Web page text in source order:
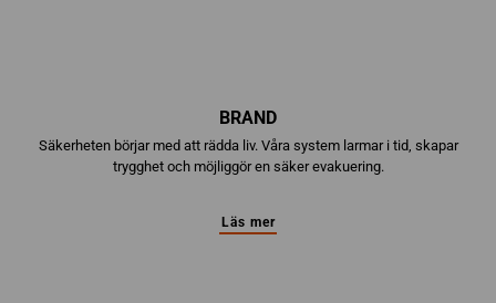
BRAND
Säkerheten börjar med att rädda liv. Våra system larmar i tid, skapar
trygghet och möjliggör en säker evakuering.
Läs mer